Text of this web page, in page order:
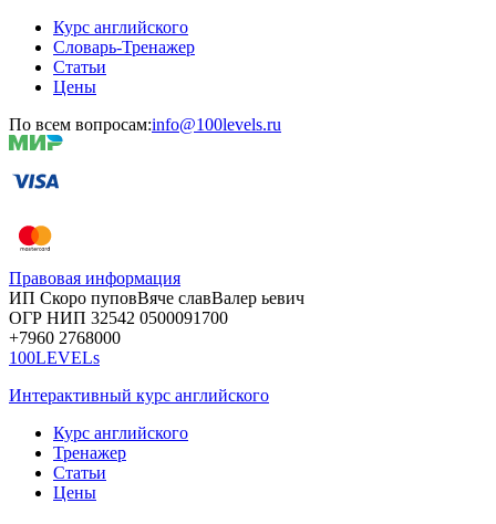
Курс английского
Словарь-Тренажер
Статьи
Цены
По всем вопросам:info@100levels.ru
Правовая информация
ИП Скоро пуповВяче славВалер ьевич
ОГР НИП 32542 0500091700
+7960 2768000
100LEVELs
Интерактивный курс английского
Курс английского
Тренажер
Статьи
Цены